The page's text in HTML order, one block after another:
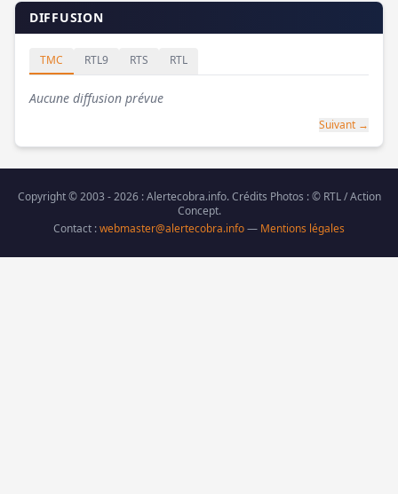
DIFFUSION
TMC RTL9 RTS RTL
Aucune diffusion prévue
Suivant →
Copyright © 2003 - 2026 : Alertecobra.info. Crédits Photos : © RTL / Action
Concept.
Contact :webmaster@alertecobra.info— Mentions légales